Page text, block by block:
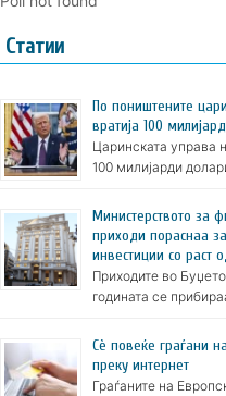
Статии
По поништените
вратија 100
Царинската управа
100 милијарди
Министерството за
приходи пораснаа
инвестиции со раст
Приходите во
годината се
Сè повеќе граѓани
преку интернет
Граѓаните на